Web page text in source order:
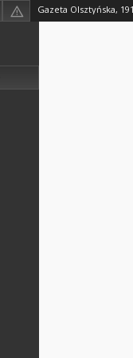
Gazeta Olsztyńska,